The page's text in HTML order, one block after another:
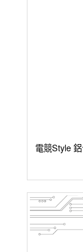
電競Style